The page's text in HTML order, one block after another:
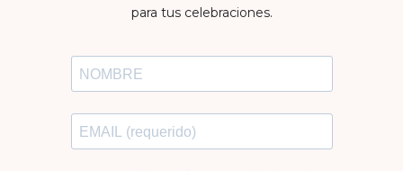
para tus celebraciones.